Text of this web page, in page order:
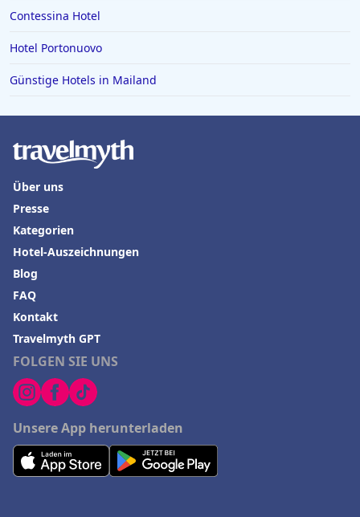
Contessina Hotel
Hotel Portonuovo
Günstige Hotels in Mailand
FOLGEN SIE UNS
Unsere App herunterladen
Über uns
Presse
Kategorien
Hotel-Auszeichnungen
Blog
FAQ
Kontakt
Travelmyth GPT